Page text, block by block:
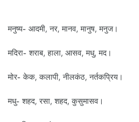
मनुष्य- आदमी, नर, मानव, मानुष, मनुज।
मदिरा- शराब, हाला, आसव, मधु, मद।
मोर- केक, कलापी, नीलकंठ, नर्तकप्रिय।
मधु- शहद, रसा, शहद, कुसुमासव।